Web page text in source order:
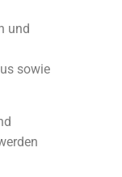
und
sowie